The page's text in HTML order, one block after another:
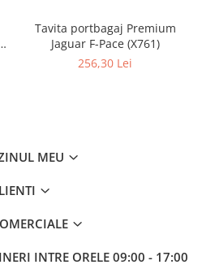
Tavita portbagaj Premium
Jaguar F-Pace (X761)
256,30 Lei
MEU
INTRE ORELE 09:00 - 17:00